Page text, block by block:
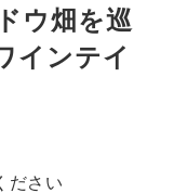
ウ畑を巡
インテイ
ださい